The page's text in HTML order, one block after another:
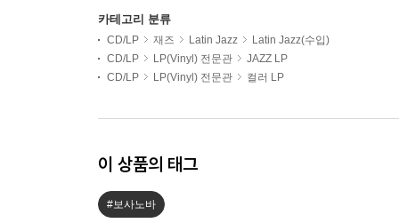
카테고리 분류
CD/LP 재즈 Latin Jazz
Latin Jazz(수입)
CD/LP
LP(Vinyl) 전문관
JAZZ LP
CD/LP
LP(Vinyl) 전문관 컬러 LP
이 상품의 태그
#보사노바